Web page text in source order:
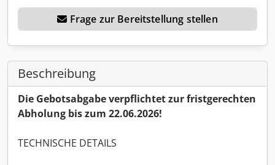
Frage zur Bereitstellung stellen
Beschreibung
Die Gebotsabgabe verpflichtet zur fristgerechten
Abholung bis zum 22.06.2026!
TECHNISCHE DETAILS